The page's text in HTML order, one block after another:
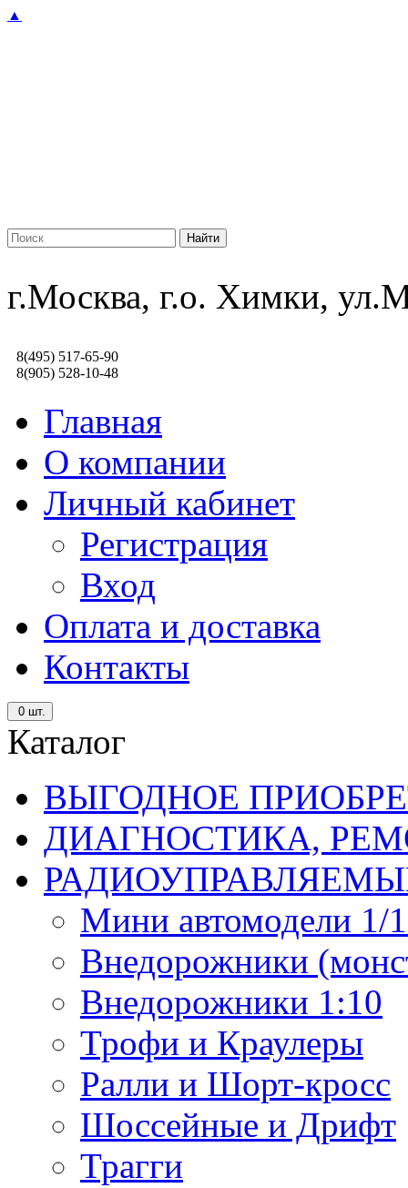
▲
г.Москва, г.о. Химки,
8(495) 517-65-90
8(905) 528-10-48
Главная
О компании
Личный кабинет
Регистрация
Вход
Оплата и доставка
Контакты
0 шт.
Каталог
ВЫГОДНОЕ
ДИАГНОСТИКА,
Мини автомодели 1/
Внедорожники
Внедорожники 1:10
Трофи и Краулеры
Ралли и Шорт-кросс
Шоссейные и Дрифт
Трагги